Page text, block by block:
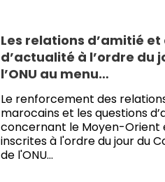
Les relations d’amitié
d’actualité à l’ordre du
l’ONU au menu…
Le renforcement des
marocains et les questions
concernant le Moyen-Orient
inscrites à l'ordre du jour du
de l'ONU…